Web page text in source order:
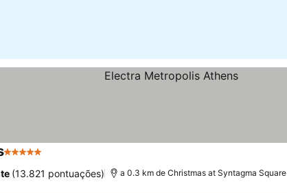
5 Estrelas
(13.821 pontuações) a 0.3 km de Christmas at Syntagma Square